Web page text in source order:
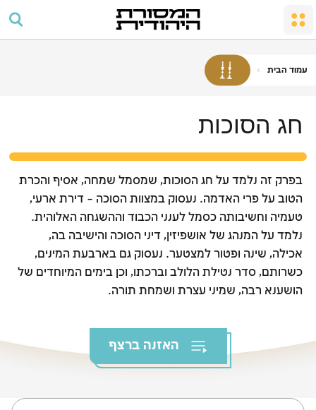
מצוות שמחה במשפחה
העם והארץ
מקדש
מצוות התפילה לגברים
חוקים ומשפטים
שבת ומועדים
המלאכות האסורות
מועדים וחגים
ספירת העומר והימים הלאומיים
חג השבועות
ראש השנה
יום הכיפורים
חג הסוכות
חנוכה
עמוד הבית
חג הסוכות
בפרק זה נלמד על חג הסוכות, שמסמל שמחה, אסיף והכרת
הטוב על פרי האדמה. נעסוק במצוות הסוכה – דירת ארעי,
טעמיה וחשיבותה כסמל לענני הכבוד וההשגחה האלוהית.
נלמד על המנהג של אושפיזין, דיני הסוכה והישיבה בה,
אכילה, שינה ופטור למצטער. נעסוק גם בארבעת המינים,
כשרותם, סדר נטילת הלולב וברכתו, וכן בימים המיוחדים של
הושענא רבה, שמיני עצרת ושמחת תורה.
האזנה ברצף